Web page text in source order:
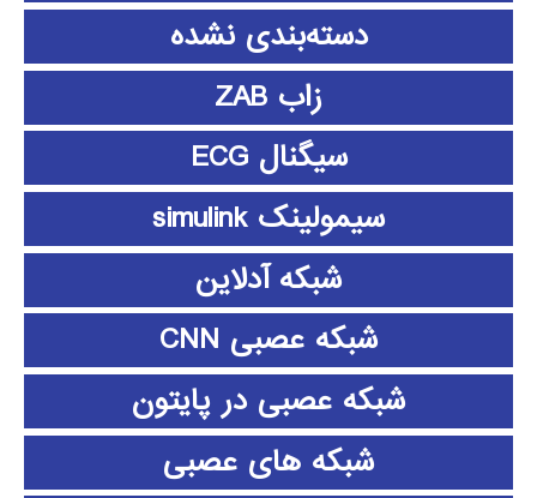
دسته‌بندی نشده
زاب ZAB
سیگنال ECG
سیمولینک simulink
شبکه آدلاین
شبکه عصبی CNN
شبکه عصبی در پایتون
شبکه های عصبی